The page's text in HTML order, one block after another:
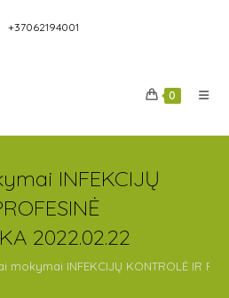
+37062194001
0
INFEKCIJŲ
2022.02.22
mokymai INFEKCIJŲ KONTROLĖ IR